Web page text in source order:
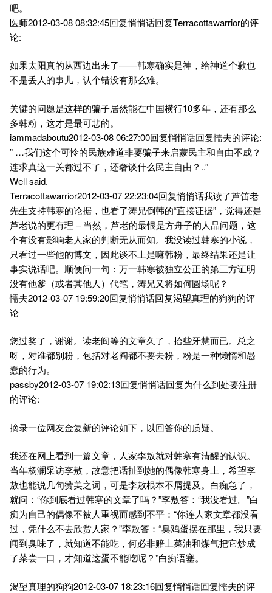
吧。
医师2012-03-08 08:32:45回复悄悄话回复Terracottawarrior的评
论:
如果太阳真的从西边出来了——韩寒确实是神，给神道个歉也
不是丢人的事儿，认个错没有那么难。
关键的问题是这样的骗子居然能在中国横行10多年，还有那么
多韩粉，这才是最可悲的。
iammadaboutu2012-03-08 06:27:00回复悄悄话回复懦夫的评论:
” …我们这个可怜的民族难道非要骗子来启蒙民主和自由不成？
连求真这一关都过不了，还奢谈什么民主自由？..”
Well said.
Terracottawarrior2012-03-07 22:23:04回复悄悄话我读了芦笛老
先生支持韩寒的论据，也看了涛兄倒韩的“直接证据”，觉得还是
芦老说的更有理 – 当然，芦老的最恨是方舟子的人品问题，这
个有没有影响老人家的判断无从而知。我没读过韩寒的小说，
只看过一些他的博文，因此谈不上是嘛韩粉，最终结果还是让
事实说话吧。顺便问一句：万一韩寒被独立公正的第三方证明
没有他爹（或者其他人）代笔，涛兄又将如何圆场呢？
懦夫2012-03-07 19:59:20回复悄悄话回复渴望真理的狗狗的评
论
您过奖了，谢谢。读老阎等的文章久了，拾些牙慧而已。总之
呀，对谁都别粉，包括对老阎都不要去粉，粉是一种懒惰和愚
蠢的行为。
passby2012-03-07 19:02:13回复悄悄话回复为什么到处要注册
的评论:
摘录一位网友金复新的评论如下，以回答你的质疑。
我还在网上看到一篇文章，人家李敖就对韩寒有清醒的认识。
当年杨澜采访李敖，故意把话扯到她的偶像韩寒身上，希望李
敖也能说几句赞美之词，可是李敖根本不屑提及。白痴急了，
就问：“你到底看过韩寒的文章了吗？”李敖答：“我没看过。”白
痴为自己的偶像不被人重视而感到不平：“你连人家文章都没看
过，凭什么不去欣赏人家？”李敖答：“臭鸡蛋摆在那里，我只要
闻到臭味了，就知道不能吃，何必非赔上菜油和煤气把它炒成
了菜尝一口，才知道这蛋不能吃呢？”白痴语塞。
渴望真理的狗狗2012-03-07 18:23:16回复悄悄话回复懦夫的评